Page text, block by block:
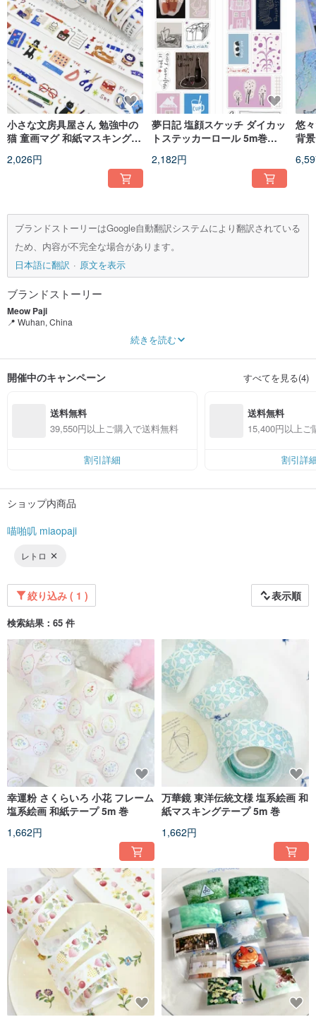
小さな文房具屋さん 勉強中の
猫 童画マグ 和紙マスキングテ
2,026円
夢日記 塩顔スケッチ ダイカッ
トステッカーロール 5m巻
2,182円
悠
背
ブランドストーリーはGoogle自動翻訳システムにより翻訳されている
ため、内容が不完全な場合があります。
日本語に翻訳
原文を表示
ブランドストーリー
Meow Paji
📍 Wuhan, China
Lovers of classicism and light retro style続きを読む
開催中のキャンペーン すべてを見る(4)
送料無料
39,550円以上ご購入で送料無料
割引詳細
送料無料
15,400円以上ご
割引詳
ショップ内商品
喵啪叽 miaopaji
レトロ
絞り込み ( 1 ) 表示順
検索結果：65 件
幸運粉 さくらいろ 小花 フレーム
塩系絵画 和紙テープ 5m 巻
1,662円
万華鏡 東洋伝統文様 塩系絵画 和
紙マスキングテープ 5m 巻
1,662円